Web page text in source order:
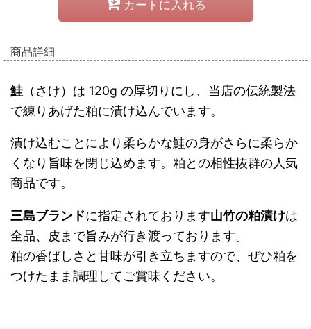
カートに入れる
商品詳細
鮭 （さけ）は 120g の厚切りにし、当店の伝統製法
で練りあげた粕に漬け込んでいます。
漬け込むことにより柔らかな鮭の身がさらに柔らか
くなり旨味を閉じ込めます。粕との相性抜群の人気
商品です。
三島ブランドに指定されております山竹の粕漬けは
全品、皮まで旨みが行き渡っております。
粕の香ばしさと甘味が引き立ちますので、ぜひ粕を
つけたまま調理してご賞味ください。